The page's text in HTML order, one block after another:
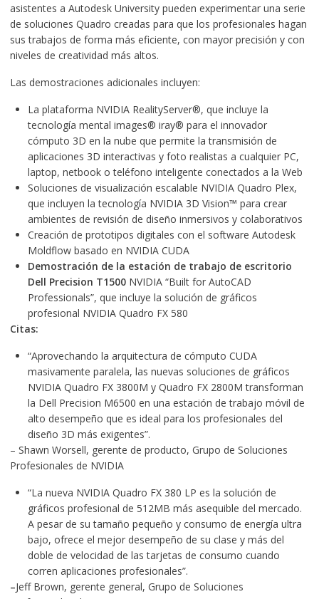
asistentes a Autodesk University pueden experimentar una serie
de soluciones Quadro creadas para que los profesionales hagan
sus trabajos de forma más eficiente, con mayor precisión y con
niveles de creatividad más altos.
Las demostraciones adicionales incluyen:
La plataforma NVIDIA RealityServer®, que incluye la
tecnología mental images® iray® para el innovador
cómputo 3D en la nube que permite la transmisión de
aplicaciones 3D interactivas y foto realistas a cualquier PC,
laptop, netbook o teléfono inteligente conectados a la Web
Soluciones de visualización escalable NVIDIA Quadro Plex,
que incluyen la tecnología NVIDIA 3D Vision™ para crear
ambientes de revisión de diseño inmersivos y colaborativos
Creación de prototipos digitales con el software Autodesk
Moldflow basado en NVIDIA CUDA
Demostración de la estación de trabajo de escritorio
Dell Precision T1500 NVIDIA “Built for AutoCAD
Professionals”, que incluye la solución de gráficos
profesional NVIDIA Quadro FX 580
Citas:
“Aprovechando la arquitectura de cómputo CUDA
masivamente paralela, las nuevas soluciones de gráficos
NVIDIA Quadro FX 3800M y Quadro FX 2800M transforman
la Dell Precision M6500 en una estación de trabajo móvil de
alto desempeño que es ideal para los profesionales del
diseño 3D más exigentes”.
– Shawn Worsell, gerente de producto, Grupo de Soluciones
Profesionales de NVIDIA
“La nueva NVIDIA Quadro FX 380 LP es la solución de
gráficos profesional de 512MB más asequible del mercado.
A pesar de su tamaño pequeño y consumo de energía ultra
bajo, ofrece el mejor desempeño de su clase y más del
doble de velocidad de las tarjetas de consumo cuando
corren aplicaciones profesionales”.
–Jeff Brown, gerente general, Grupo de Soluciones